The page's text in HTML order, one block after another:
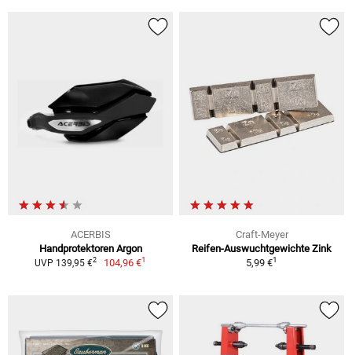
ACERBIS
Handprotektoren Argon
UVP 139,95 €2 104,96 €1
Craft-Meyer
Reifen-Auswuchtgewichte Zink
5,99 €1